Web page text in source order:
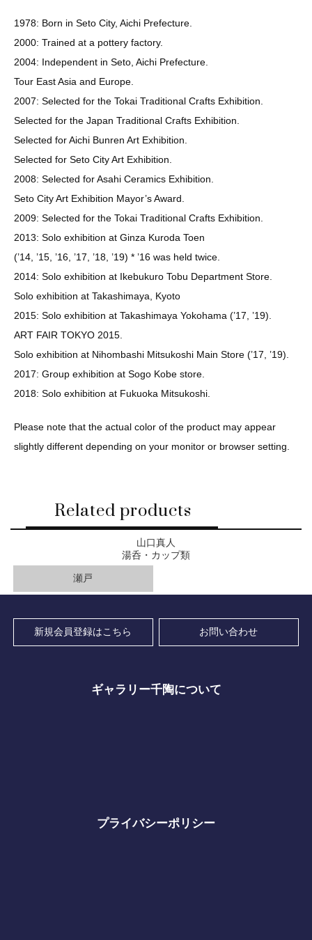
1978: Born in Seto City, Aichi Prefecture.
2000: Trained at a pottery factory.
2004: Independent in Seto, Aichi Prefecture.
Tour East Asia and Europe.
2007: Selected for the Tokai Traditional Crafts Exhibition.
Selected for the Japan Traditional Crafts Exhibition.
Selected for Aichi Bunren Art Exhibition.
Selected for Seto City Art Exhibition.
2008: Selected for Asahi Ceramics Exhibition.
Seto City Art Exhibition Mayor’s Award.
2009: Selected for the Tokai Traditional Crafts Exhibition.
2013: Solo exhibition at Ginza Kuroda Toen
(’14, ’15, ’16, ’17, ’18, ’19) * ’16 was held twice.
2014: Solo exhibition at Ikebukuro Tobu Department Store.
Solo exhibition at Takashimaya, Kyoto
2015: Solo exhibition at Takashimaya Yokohama (’17, ’19).
ART FAIR TOKYO 2015.
Solo exhibition at Nihombashi Mitsukoshi Main Store (’17, ’19).
2017: Group exhibition at Sogo Kobe store.
2018: Solo exhibition at Fukuoka Mitsukoshi.
Please note that the actual color of the product may appear
slightly different depending on your monitor or browser setting.
Related products
山口真人
湯呑・カップ類
瀬戸
新規会員登録はこちら お問い合わせ
ギャラリー千陶について
プライバシーポリシー